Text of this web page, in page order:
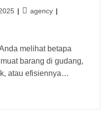
agency
melihat betapa
barang di gudang,
atau efisiennya…